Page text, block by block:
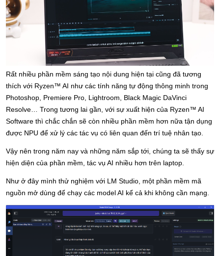
Rất nhiều phần mềm sáng tạo nội dung hiện tại cũng đã tương
thích với Ryzen™️ AI như các tính năng tự động thông minh trong
Photoshop, Premiere Pro, Lightroom, Black Magic DaVinci
Resolve… Trong tương lai gần, với sự xuất hiện của Ryzen™️ AI
Software thì chắc chắn sẽ còn nhiều phần mềm hơn nữa tận dụng
được NPU để xử lý các tác vụ có liên quan đến trí tuệ nhân tạo.
Vậy nên trong năm nay và những năm sắp tới, chúng ta sẽ thấy sự
hiện diện của phần mềm, tác vụ AI nhiều hơn trên laptop.
Như ở đây mình thử nghiệm với LM Studio, một phần mềm mã
nguồn mở dùng để chạy các model AI kể cả khi không cần mạng.